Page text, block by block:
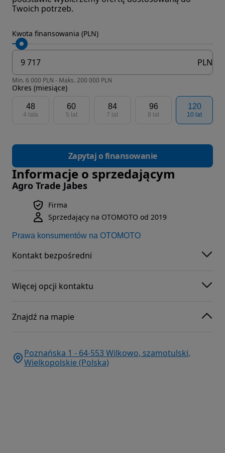
Twoich potrzeb.
Kwota finansowania (PLN)
PLN
Min. 6 000 PLN - Maks. 200 000 PLN
Okres (miesiące)
48
4 lata
60
5 lat
84
7 lat
96
8 lat
120
10 lat
Zapytaj o finansowanie
Informacje o sprzedającym
Agro Trade Jabes
Firma
Sprzedający na OTOMOTO od 2019
Prawa konsumentów na OTOMOTO
Kontakt bezpośredni
Więcej opcji kontaktu
Znajdź na mapie
Poznańska 1 - 64-553 Wilkowo, szamotulski,
Wielkopolskie (Polska)